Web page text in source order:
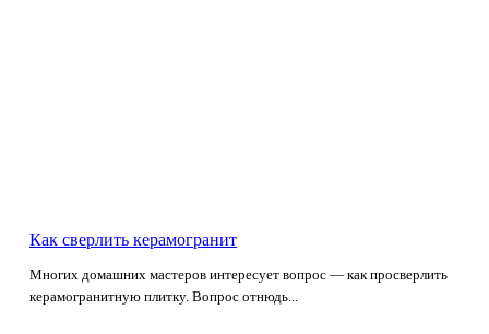
Как сверлить керамогранит
Многих домашних мастеров интересует вопрос — как просверлить
керамогранитную плитку. Вопрос отнюдь...